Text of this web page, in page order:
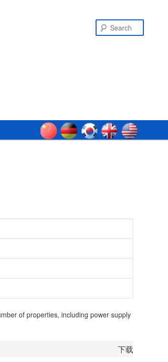
Search
of properties, including power supply
下载